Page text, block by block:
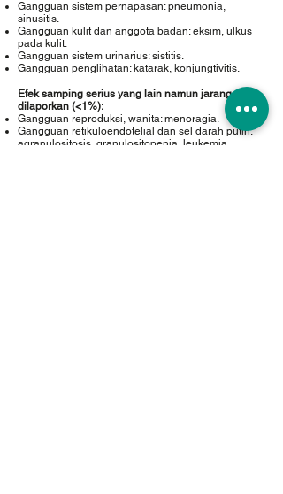
Gangguan sistem pernapasan: pneumonia,
sinusitis.
Gangguan kulit dan anggota badan: eksim, ulkus
pada kulit.
Gangguan sistem urinarius: sistitis.
Gangguan penglihatan: katarak, konjungtivitis.
Efek samping serius yang lain namun jarang
dilaporkan (<1%):
Gangguan reproduksi, wanita: menoragia.
Gangguan retikuloendotelial dan sel darah putih:
agranulositosis, granulositopenia, leukemia,